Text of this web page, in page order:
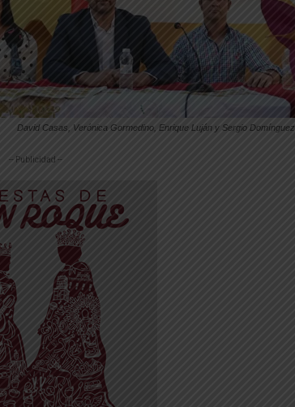
David Casas, Verónica Gormedino, Enrique Luján y Sergio Domínguez
-- Publicidad --